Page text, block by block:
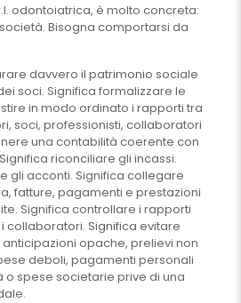
odontoiatrica, è molto concreta:
Bisogna comportarsi da
davvero il patrimonio sociale
soci. Significa formalizzare le
in modo ordinato i rapporti tra
soci, professionisti, collaboratori
una contabilità coerente con
riconciliare gli incassi.
gli acconti. Significa collegare
fatture, pagamenti e prestazioni
Significa controllare i rapporti
collaboratori. Significa evitare
opache, prelievi non
deboli, pagamenti personali
o spese societarie prive di una